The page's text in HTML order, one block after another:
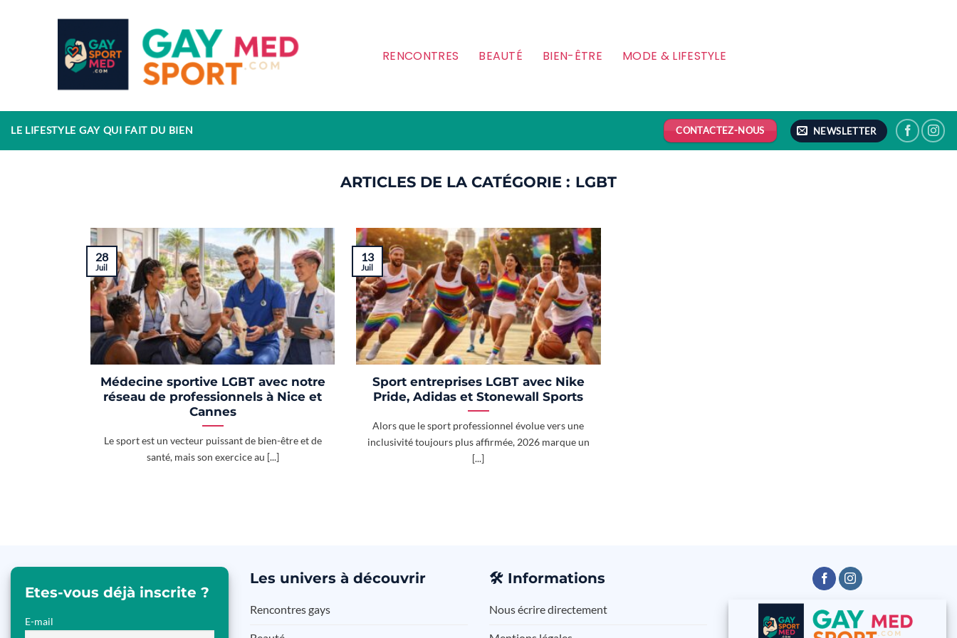
RENCONTRES BEAUTÉ BIEN-ÊTRE MODE & LIFESTYLE
LE LIFESTYLE GAY QUI FAIT DU BIEN CONTACTEZ-NOUS NEWSLETTER
LGBT
Médecine sportive LGBT avec notre
réseau de professionnels à Nice et
Cannes
Le sport est un vecteur puissant de bien-être et de
santé, mais son exercice au [...]
28
Juil
Sport entreprises LGBT avec Nike
Pride, Adidas et Stonewall Sports
Alors que le sport professionnel évolue vers une
inclusivité toujours plus affirmée, 2026 marque un
[...]
13
Juil
Etes-vous déjà inscrite ?
E-mail
Les univers à découvrir
Rencontres gays
🛠️ Informations
Nous écrire directement